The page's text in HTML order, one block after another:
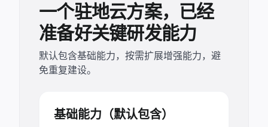
一个驻地云方案，已经
准备好关键研发能力
默认包含基础能力，按需扩展增强能力，避
免重复建设。
基础能力（默认包含）